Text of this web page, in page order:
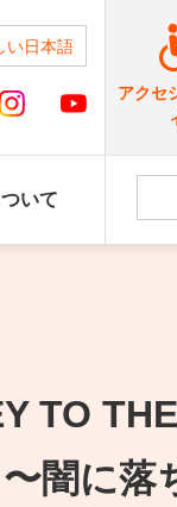
い日本語
アクセ
いて
TO THE
闇に落